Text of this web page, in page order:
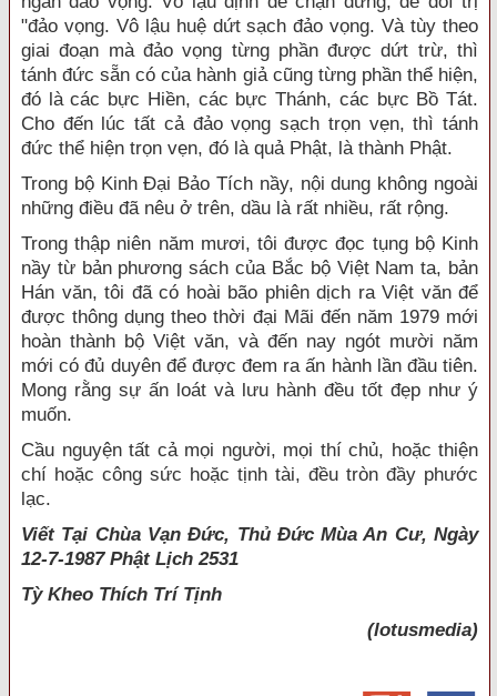
"đảo vọng. Vô lậu huệ dứt sạch đảo vọng. Và tùy theo
giai đoạn mà đảo vọng từng phần được dứt trừ, thì
tánh đức sẵn có của hành giả cũng từng phần thể hiện,
đó là các bực Hiền, các bực Thánh, các bực Bồ Tát.
Cho đến lúc tất cả đảo vọng sạch trọn vẹn, thì tánh
đức thể hiện trọn vẹn, đó là quả Phật, là thành Phật.
Trong bộ Kinh Đại Bảo Tích nầy, nội dung không ngoài
những điều đã nêu ở trên, dầu là rất nhiều, rất rộng.
Trong thập niên năm mươi, tôi được đọc tụng bộ Kinh
nầy từ bản phương sách của Bắc bộ Việt Nam ta, bản
Hán văn, tôi đã có hoài bão phiên dịch ra Việt văn để
được thông dụng theo thời đại Mãi đến năm 1979 mới
hoàn thành bộ Việt văn, và đến nay ngót mười năm
mới có đủ duyên để được đem ra ấn hành lần đầu tiên.
Mong rằng sự ấn loát và lưu hành đều tốt đẹp như ý
muốn.
Cầu nguyện tất cả mọi người, mọi thí chủ, hoặc thiện
chí hoặc công sức hoặc tịnh tài, đều tròn đầy phước
lạc.
Viết Tại Chùa Vạn Đức, Thủ Đức Mùa An Cư, Ngày
12-7-1987 Phật Lịch 2531
Tỳ Kheo Thích Trí Tịnh
(lotusmedia)